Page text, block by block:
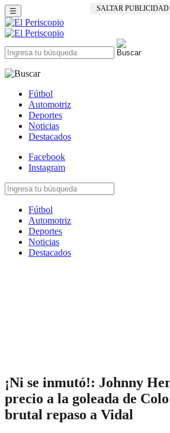
SALTAR PUBLICIDAD
☰
Fútbol
Automotriz
Deportes
Noticias
Destacados
Facebook
Instagram
Fútbol
Automotriz
Deportes
Noticias
Destacados
¡Ni se inmutó!: Johnny
precio a la goleada de
brutal repaso a Vidal